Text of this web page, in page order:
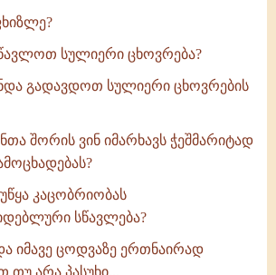
სულიერი ცხოვრება?
გადავდოთ სულიერი ცხოვრების
შორის ვინ იმარხავს ჭეშმარიტად
კაცობრიობას
სწავლება?
იმავე ცოდვაზე ერთნაირად
თუ არა პასუხი...